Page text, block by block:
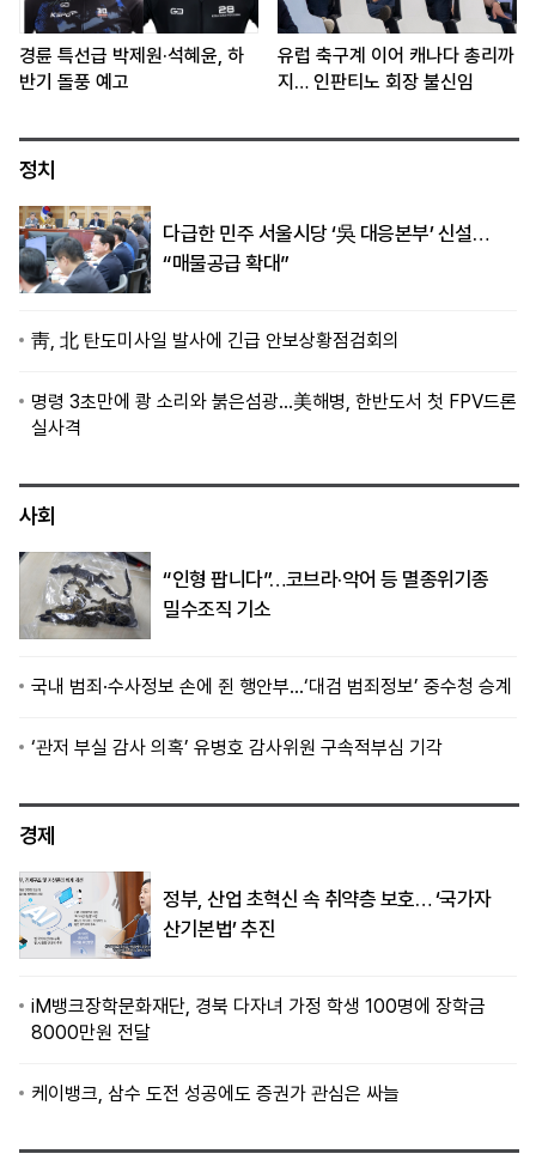
경륜 특선급 박제원·석혜윤, 하
반기 돌풍 예고
유럽 축구계 이어 캐나다 총리까
지… 인판티노 회장 불신임
정치
다급한 민주 서울시당 ‘吳 대응본부’ 신설…
“매물공급 확대”
靑, 北 탄도미사일 발사에 긴급 안보상황점검회의
명령 3초만에 쾅 소리와 붉은섬광…美해병, 한반도서 첫 FPV드론
실사격
사회
“인형 팝니다”…코브라·악어 등 멸종위기종
밀수조직 기소
국내 범죄·수사정보 손에 쥔 행안부…‘대검 범죄정보’ 중수청 승계
‘관저 부실 감사 의혹’ 유병호 감사위원 구속적부심 기각
경제
정부, 산업 초혁신 속 취약층 보호… ‘국가자
산기본법’ 추진
iM뱅크장학문화재단, 경북 다자녀 가정 학생 100명에 장학금
8000만원 전달
케이뱅크, 삼수 도전 성공에도 증권가 관심은 싸늘